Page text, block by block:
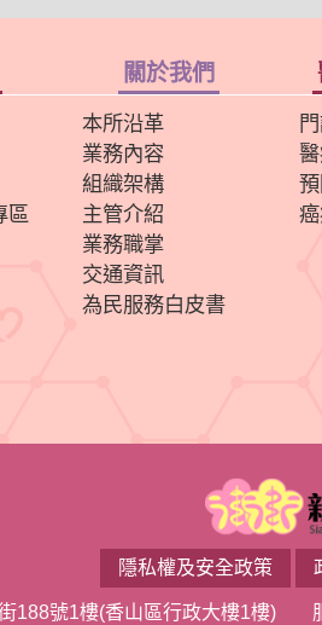
區
關於我們
本所沿革
業務內容
組織架構
主管介紹
業務職掌
交通資訊
為民服務白皮書
隱私權及安全政策
188號1樓(香山區行政大樓1樓)